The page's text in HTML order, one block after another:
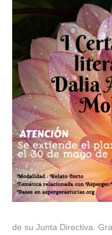
de su Junta Directiva.